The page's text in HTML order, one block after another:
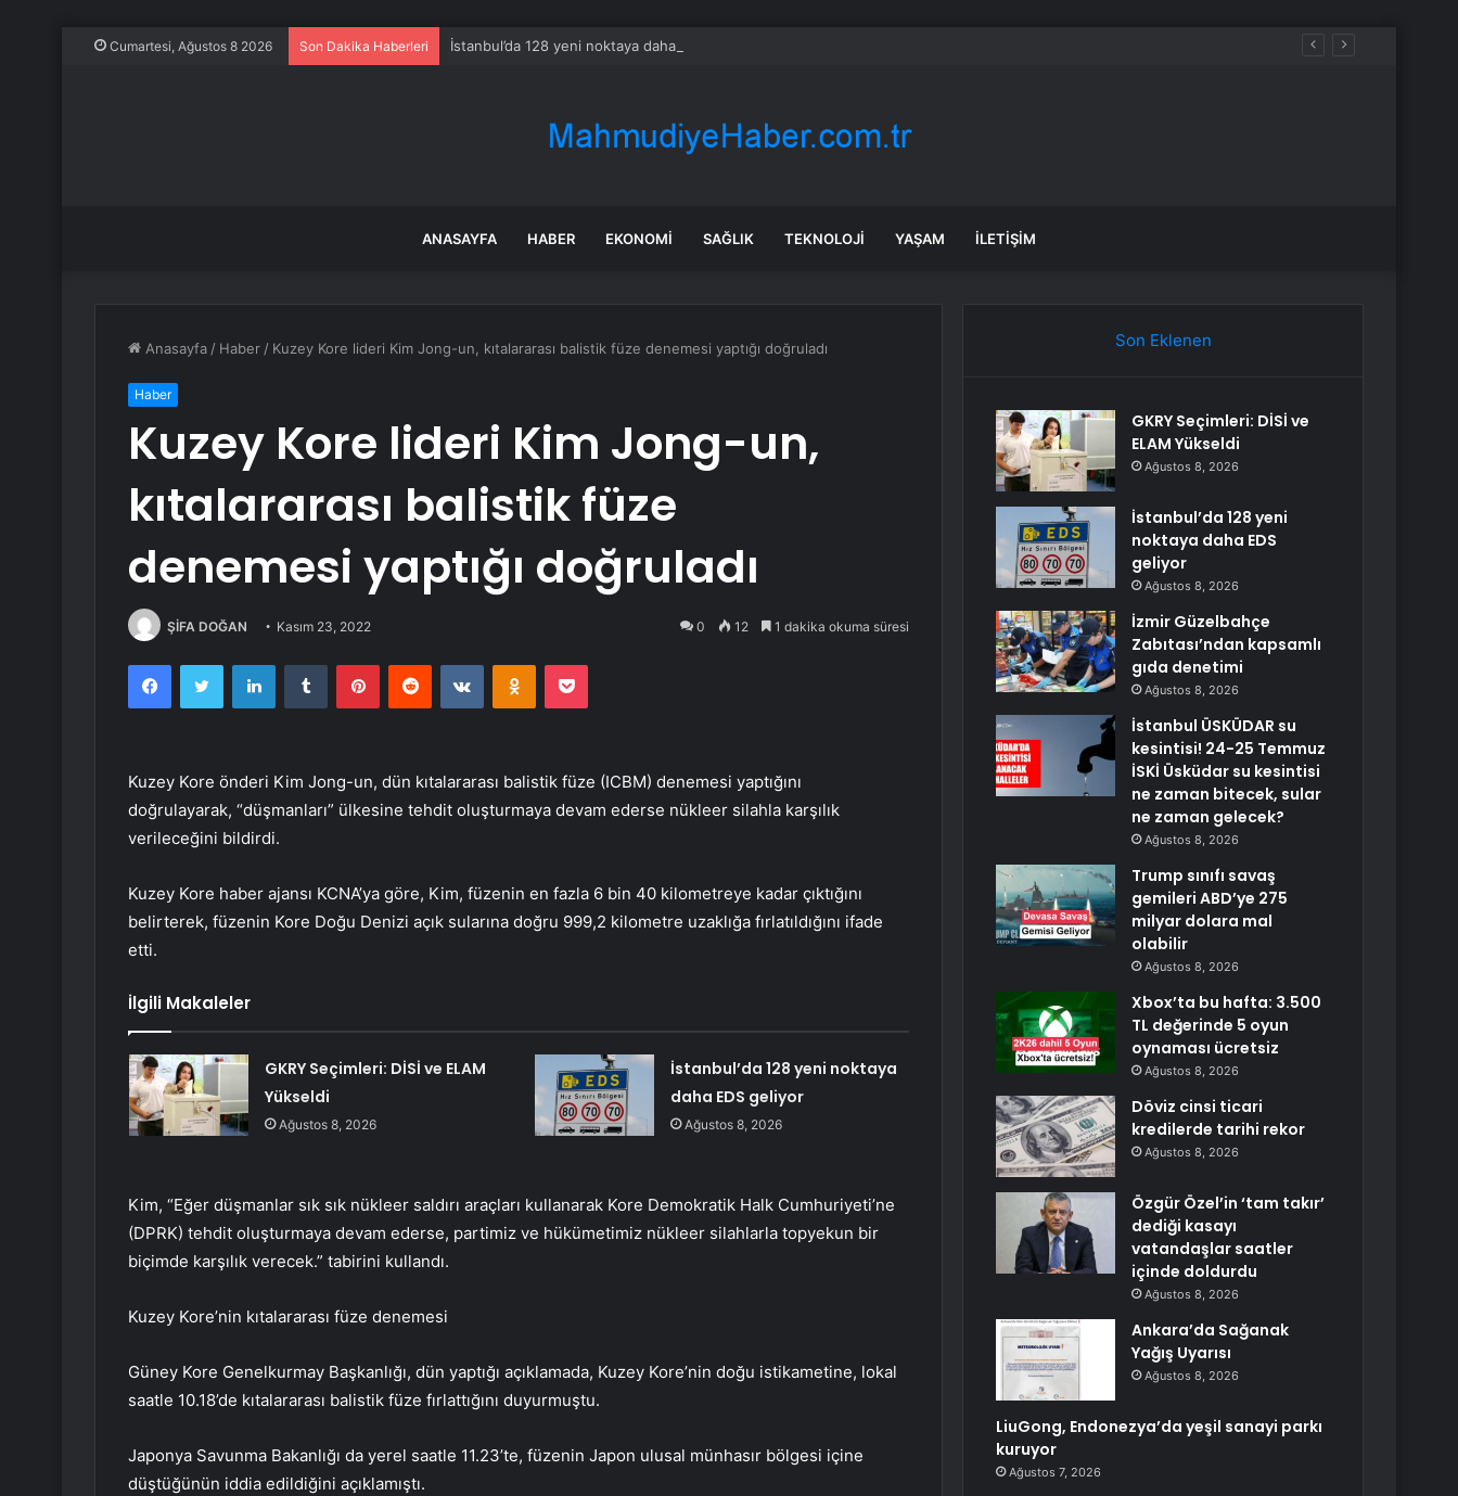
Cumartesi, Ağustos 8 2026 Son Dakika Haberleri İstanbul’da 128 yeni noktaya daha EDS geliyor
ANASAYFA HABER EKONOMI SAĞLIK TEKNOLOJI YAŞAM İLETIŞIM
Anasayfa / Haber / Kuzey Kore lideri Kim Jong-un, kıtalararası balistik füze denemesi yaptığı doğruladı
Haber
Kuzey Kore lideri Kim Jong-un,
kıtalararası balistik füze
denemesi yaptığı doğruladı
ŞİFA DOĞAN Kasım 23, 2022 0 12 1 dakika okuma süresi
FacebookTwitter LinkedInTumblr PinterestReddit VKontakteOdnoklassniki
Pocket
Kuzey Kore önderi Kim Jong-un, dün kıtalararası balistik füze (ICBM) denemesi yaptığını
doğrulayarak, “düşmanları” ülkesine tehdit oluşturmaya devam ederse nükleer silahla karşılık
verileceğini bildirdi.
Kuzey Kore haber ajansı KCNA’ya göre, Kim, füzenin en fazla 6 bin 40 kilometreye kadar çıktığını
belirterek, füzenin Kore Doğu Denizi açık sularına doğru 999,2 kilometre uzaklığa fırlatıldığını ifade
etti.
İlgili Makaleler
GKRY Seçimleri: DİSİ ve ELAM
Yükseldi
Ağustos 8, 2026
İstanbul’da 128 yeni noktaya
daha EDS geliyor
Ağustos 8, 2026
Kim, “Eğer düşmanlar sık sık nükleer saldırı araçları kullanarak Kore Demokratik Halk Cumhuriyeti’ne
(DPRK) tehdit oluşturmaya devam ederse, partimiz ve hükümetimiz nükleer silahlarla topyekun bir
biçimde karşılık verecek.” tabirini kullandı.
Kuzey Kore’nin kıtalararası füze denemesi
Güney Kore Genelkurmay Başkanlığı, dün yaptığı açıklamada, Kuzey Kore’nin doğu istikametine, lokal
saatle 10.18’de kıtalararası balistik füze fırlattığını duyurmuştu.
Japonya Savunma Bakanlığı da yerel saatle 11.23’te, füzenin Japon ulusal münhasır bölgesi içine
düştüğünün iddia edildiğini açıklamıştı.
Son Eklenen
GKRY Seçimleri: DİSİ ve
ELAM Yükseldi
Ağustos 8, 2026
İstanbul’da 128 yeni
noktaya daha EDS
geliyor
Ağustos 8, 2026
İzmir Güzelbahçe
Zabıtası’ndan kapsamlı
gıda denetimi
Ağustos 8, 2026
İstanbul ÜSKÜDAR su
kesintisi! 24-25 Temmuz
İSKİ Üsküdar su kesintisi
ne zaman bitecek, sular
ne zaman gelecek?
Ağustos 8, 2026
Trump sınıfı savaş
gemileri ABD’ye 275
milyar dolara mal
olabilir
Ağustos 8, 2026
Xbox’ta bu hafta: 3.500
TL değerinde 5 oyun
oynaması ücretsiz
Ağustos 8, 2026
Döviz cinsi ticari
kredilerde tarihi rekor
Ağustos 8, 2026
Özgür Özel’in ‘tam takır’
dediği kasayı
vatandaşlar saatler
içinde doldurdu
Ağustos 8, 2026
Ankara’da Sağanak
Yağış Uyarısı
Ağustos 8, 2026
LiuGong, Endonezya’da yeşil sanayi parkı
kuruyor
Ağustos 7, 2026